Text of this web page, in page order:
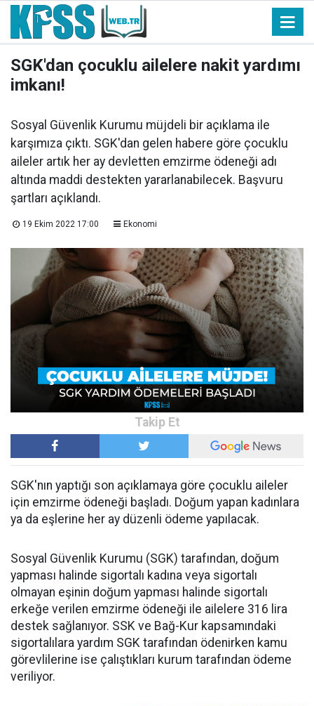
SGK'dan çocuklu ailelere nakit yardımı
imkanı!
Sosyal Güvenlik Kurumu müjdeli bir açıklama ile
karşımıza çıktı. SGK'dan gelen habere göre çocuklu
aileler artık her ay devletten emzirme ödeneği adı
altında maddi destekten yararlanabilecek. Başvuru
şartları açıklandı.
19 Ekim 2022 17:00 Ekonomi
SGK'nın yaptığı son açıklamaya göre çocuklu aileler
için emzirme ödeneği başladı. Doğum yapan kadınlara
ya da eşlerine her ay düzenli ödeme yapılacak.
Sosyal Güvenlik Kurumu (SGK) tarafından, doğum
yapması halinde sigortalı kadına veya sigortalı
olmayan eşinin doğum yapması halinde sigortalı
erkeğe verilen emzirme ödeneği ile ailelere 316 lira
destek sağlanıyor. SSK ve Bağ-Kur kapsamındaki
sigortalılara yardım SGK tarafından ödenirken kamu
görevlilerine ise çalıştıkları kurum tarafından ödeme
veriliyor.